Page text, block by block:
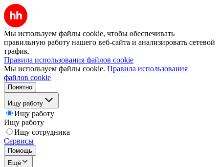
Мы используем файлы cookie, чтобы обеспечивать
правильную работу нашего веб-сайта и анализировать сетевой
трафик.
Правила использования файлов cookie
Мы используем файлы cookie. Правила использования
файлов cookie
Понятно
Ищу работу
Ищу работу
Ищу работу
Ищу сотрудника
Сервисы
Помощь
Ещё